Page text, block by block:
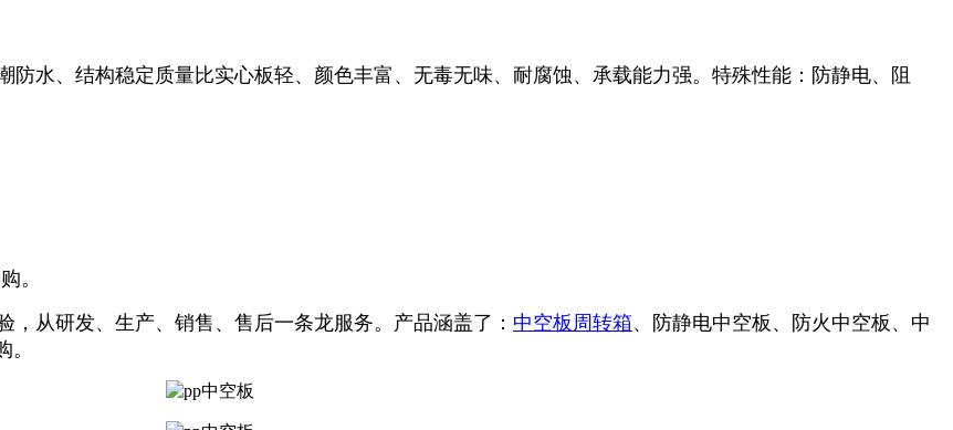
水、结构稳定质量比实心板轻、颜色丰富、无毒无味、耐腐蚀、承载能力强。特殊性能：防静电、阻
。
从研发、生产、销售、售后一条龙服务。产品涵盖了： 中空板周转箱、防静电中空板、防火中空板、中